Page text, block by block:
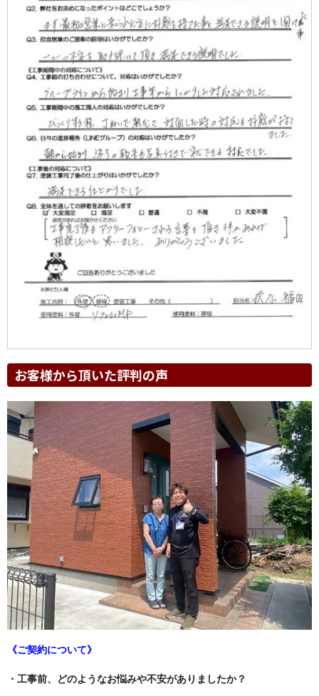
お客様から頂いた評判の声
《ご契約について》
・工事前、どのようなお悩みや不安がありましたか？